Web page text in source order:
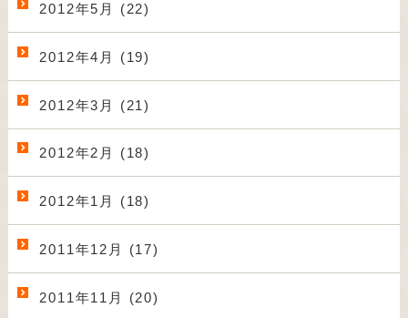
2012年5月 (22)
2012年4月 (19)
2012年3月 (21)
2012年2月 (18)
2012年1月 (18)
2011年12月 (17)
2011年11月 (20)